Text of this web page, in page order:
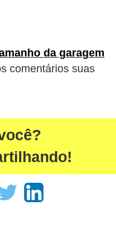
da garagem
comentários suas